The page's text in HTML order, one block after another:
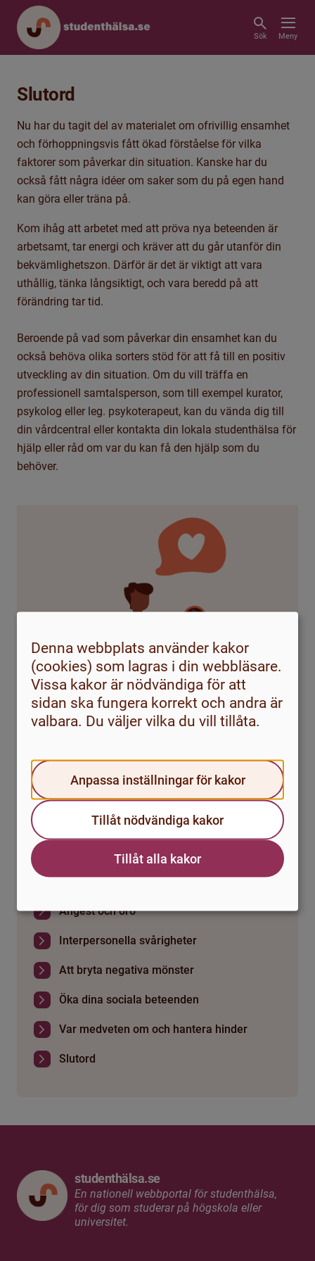
Sök Meny
Slutord
Nu har du tagit del av materialet om ofrivillig ensamhet
och förhoppningsvis fått ökad förståelse för vilka
faktorer som påverkar din situation. Kanske har du
också fått några idéer om saker som du på egen hand
kan göra eller träna på.
Kom ihåg att arbetet med att pröva nya beteenden är
arbetsamt, tar energi och kräver att du går utanför din
bekvämlighetszon. Därför är det är viktigt att vara
uthållig, tänka långsiktigt, och vara beredd på att
förändring tar tid.
Beroende på vad som påverkar din ensamhet kan du
också behöva olika sorters stöd för att få till en positiv
utveckling av din situation. Om du vill träffa en
professionell samtalsperson, som till exempel kurator,
psykolog eller leg. psykoterapeut, kan du vända dig till
din vårdcentral eller kontakta din lokala studenthälsa för
hjälp eller råd om var du kan få den hjälp som du
behöver.
Orsaker till ofrivillig ensamhet
Tankar, känslor och beteenden
Att prata med andra
Ångest och oro
Interpersonella svårigheter
Att bryta negativa mönster
Öka dina sociala beteenden
Var medveten om och hantera hinder
Slutord
studenthälsa.se
En nationell webbportal för studenthälsa,
för dig som studerar på högskola eller
universitet.
Denna webbplats använder kakor
(cookies) som lagras i din webbläsare.
Vissa kakor är nödvändiga för att
sidan ska fungera korrekt och andra är
valbara. Du väljer vilka du vill tillåta.
Anpassa inställningar för kakor
Tillåt nödvändiga kakor
Tillåt alla kakor